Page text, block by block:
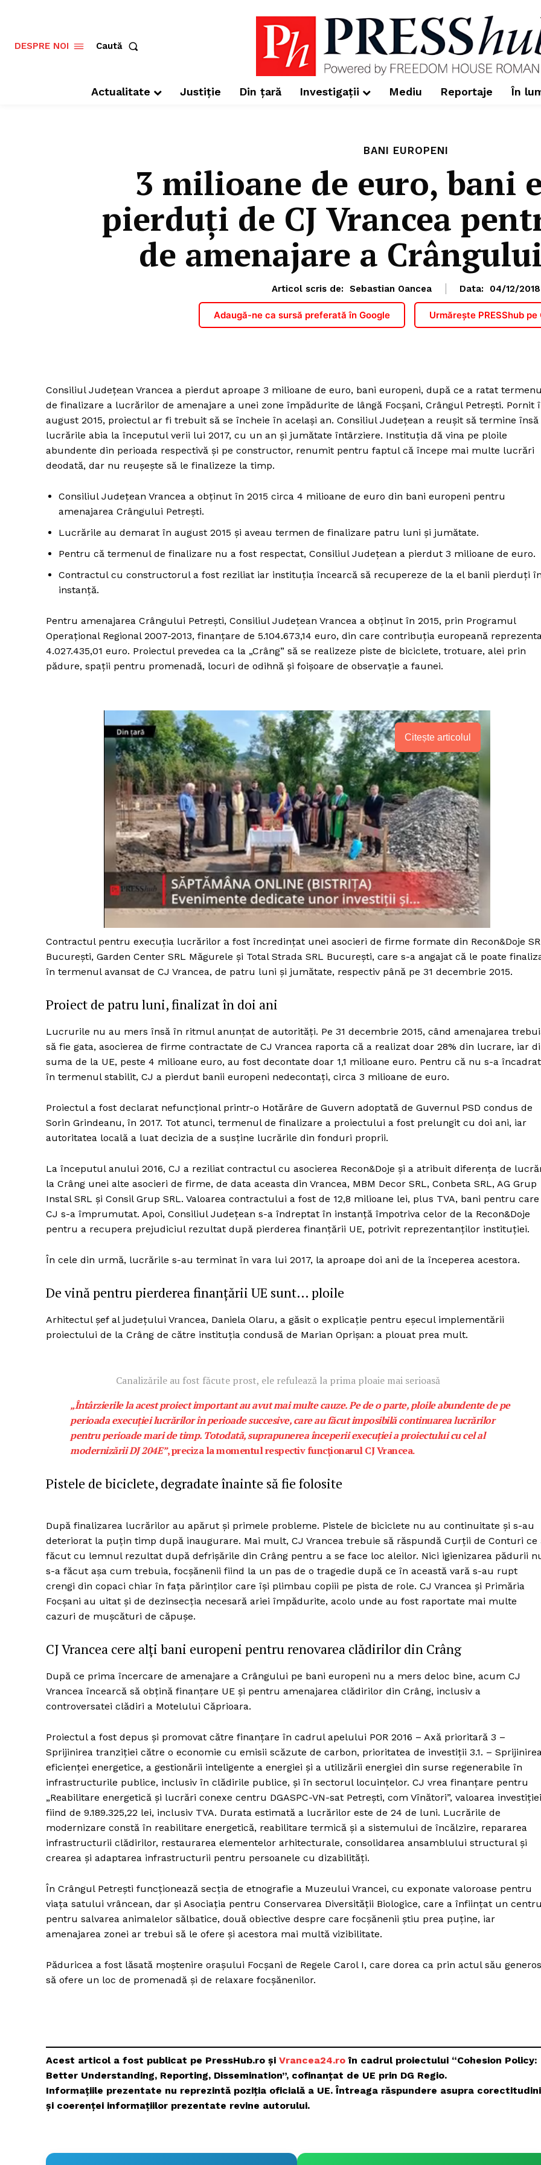
Un proiect
FREEDOM HOUSE
ROMÂNIA
PRESShub
Despre noi / Echipa
Rețea
DESPRE NOI Caută
Actualitate Justiție Din țară Investigații Mediu Reportaje În
BANI EUROPENI
3 milioane de euro, bani
pierduți de CJ Vrancea
de amenajare a
Articol scris de: Sebastian Oancea Data: 04/12/2018
Adaugă-ne ca sursă preferată în Google Urmărește PRESShub
Consiliul Județean Vrancea a pierdut aproape 3 milioane de euro, bani europeni, după ce a ratat
de finalizare a lucrărilor de amenajare a unei zone împădurite de lângă Focșani, Crângul Petrești. Pornit
august 2015, proiectul ar fi trebuit să se încheie în același an. Consiliul Județean a reușit să termine însă
lucrările abia la începutul verii lui 2017, cu un an și jumătate întârziere. Instituția dă vina pe ploile
abundente din perioada respectivă și pe constructor, renumit pentru faptul că începe mai multe lucrări
deodată, dar nu reușește să le finalizeze la timp.
Consiliul Județean Vrancea a obținut în 2015 circa 4 milioane de euro din bani europeni pentru
amenajarea Crângului Petrești.
Lucrările au demarat în august 2015 și aveau termen de finalizare patru luni și jumătate.
Pentru că termenul de finalizare nu a fost respectat, Consiliul Județean a pierdut 3 milioane de euro.
Contractul cu constructorul a fost reziliat iar instituția încearcă să recupereze de la el banii pierduți
instanță.
Pentru amenajarea Crângului Petrești, Consiliul Județean Vrancea a obținut în 2015, prin Programul
Operațional Regional 2007-2013, finanțare de 5.104.673,14 euro, din care contribuția europeană
4.027.435,01 euro. Proiectul prevedea ca la „Crâng” să se realizeze piste de biciclete, trotuare, alei prin
pădure, spații pentru promenadă, locuri de odihnă și foișoare de observație a faunei.
Citește articolul
Contractul pentru execuția lucrărilor a fost încredințat unei asocieri de firme formate din Recon&Doje
București, Garden Center SRL Măgurele și Total Strada SRL București, care s-a angajat că le poate
în termenul avansat de CJ Vrancea, de patru luni și jumătate, respectiv până pe 31 decembrie 2015.
Proiect de patru luni, finalizat în doi ani
Lucrurile nu au mers însă în ritmul anunțat de autorități. Pe 31 decembrie 2015, când amenajarea
să fie gata, asocierea de firme contractate de CJ Vrancea raporta că a realizat doar 28% din lucrare, iar
suma de la UE, peste 4 milioane euro, au fost decontate doar 1,1 milioane euro. Pentru că nu s-a încadrat
în termenul stabilit, CJ a pierdut banii europeni nedecontați, circa 3 milioane de euro.
Proiectul a fost declarat nefuncțional printr-o Hotărâre de Guvern adoptată de Guvernul PSD condus de
Sorin Grindeanu, în 2017. Tot atunci, termenul de finalizare a proiectului a fost prelungit cu doi ani, iar
autoritatea locală a luat decizia de a susține lucrările din fonduri proprii.
La începutul anului 2016, CJ a reziliat contractul cu asocierea Recon&Doje și a atribuit diferența de
la Crâng unei alte asocieri de firme, de data aceasta din Vrancea, MBM Decor SRL, Conbeta SRL, AG Grup
Instal SRL și Consil Grup SRL. Valoarea contractului a fost de 12,8 milioane lei, plus TVA, bani pentru care
CJ s-a împrumutat. Apoi, Consiliul Județean s-a îndreptat în instanță împotriva celor de la Recon&Doje
pentru a recupera prejudiciul rezultat după pierderea finanțării UE, potrivit reprezentanților instituției.
În cele din urmă, lucrările s-au terminat în vara lui 2017, la aproape doi ani de la începerea acestora.
De vină pentru pierderea finanțării UE sunt… ploile
Arhitectul șef al județului Vrancea, Daniela Olaru, a găsit o explicație pentru eșecul implementării
proiectului de la Crâng de către instituția condusă de Marian Oprișan: a plouat prea mult.
Canalizările au fost făcute prost, ele refulează la prima ploaie mai serioasă
„Întârzierile la acest proiect important au avut mai multe cauze. Pe de o parte, ploile abundente de pe
perioada execuției lucrărilor în perioade succesive, care au făcut imposibilă continuarea lucrărilor
pentru perioade mari de timp. Totodată, suprapunerea începerii execuției a proiectului cu cel al
modernizării DJ 204E”, preciza la momentul respectiv funcționarul CJ Vrancea.
Pistele de biciclete, degradate înainte să fie folosite
După finalizarea lucrărilor au apărut și primele probleme. Pistele de biciclete nu au continuitate și s-au
deteriorat la puțin timp după inaugurare. Mai mult, CJ Vrancea trebuie să răspundă Curții de Conturi ce
făcut cu lemnul rezultat după defrișările din Crâng pentru a se face loc aleilor. Nici igienizarea pădurii
s-a făcut așa cum trebuia, focșănenii fiind la un pas de o tragedie după ce în această vară s-au rupt
crengi din copaci chiar în fața părinților care își plimbau copiii pe pista de role. CJ Vrancea și Primăria
Focșani au uitat și de dezinsecția necesară ariei împădurite, acolo unde au fost raportate mai multe
cazuri de mușcături de căpușe.
CJ Vrancea cere alți bani europeni pentru renovarea clădirilor din Crâng
După ce prima încercare de amenajare a Crângului pe bani europeni nu a mers deloc bine, acum CJ
Vrancea încearcă să obțină finanțare UE și pentru amenajarea clădirilor din Crâng, inclusiv a
controversatei clădiri a Motelului Căprioara.
Proiectul a fost depus și promovat către finanțare în cadrul apelului POR 2016 – Axă prioritară 3 –
Sprijinirea tranziției către o economie cu emisii scăzute de carbon, prioritatea de investiții 3.1. –
eficienței energetice, a gestionării inteligente a energiei și a utilizării energiei din surse regenerabile în
infrastructurile publice, inclusiv în clădirile publice, și în sectorul locuințelor. CJ vrea finanțare pentru
„Reabilitare energetică și lucrări conexe centru DGASPC-VN-sat Petrești, com Vînători”, valoarea investiției
fiind de 9.189.325,22 lei, inclusiv TVA. Durata estimată a lucrărilor este de 24 de luni. Lucrările de
modernizare constă în reabilitare energetică, reabilitare termică și a sistemului de încălzire, repararea
infrastructurii clădirilor, restaurarea elementelor arhitecturale, consolidarea ansamblului structural și
crearea și adaptarea infrastructurii pentru persoanele cu dizabilități.
În Crângul Petrești funcționează secția de etnografie a Muzeului Vrancei, cu exponate valoroase pentru
viața satului vrâncean, dar și Asociația pentru Conservarea Diversității Biologice, care a înființat un
pentru salvarea animalelor sălbatice, două obiective despre care focșănenii știu prea puține, iar
amenajarea zonei ar trebui să le ofere și acestora mai multă vizibilitate.
Păduricea a fost lăsată moștenire orașului Focșani de Regele Carol I, care dorea ca prin actul său generos
să ofere un loc de promenadă și de relaxare focșănenilor.
Acest articol a fost publicat pe PressHub.ro și Vrancea24.ro în cadrul proiectului “Cohesion Policy:
Better Understanding, Reporting, Dissemination”, cofinanțat de UE prin DG Regio.
Informațiile prezentate nu reprezintă poziția oficială a UE. Întreaga răspundere asupra
și coerenței informațiilor prezentate revine autorului.